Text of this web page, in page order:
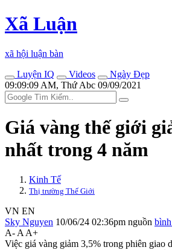
Xã Luận
xã hội luận bàn
Luyện IQ
Videos
Ngày Đẹp
09:09:09 AM, Thứ Abc 09/09/2021
Giá vàng thế giới
nhất trong 4 năm
Kinh Tế
Thị trường Thế Giới
VN EN
Sky Nguyen 10/06/24 02:36pm nguồn
A- A A+
Việc giá vàng giảm 3,5% trong phiên giao